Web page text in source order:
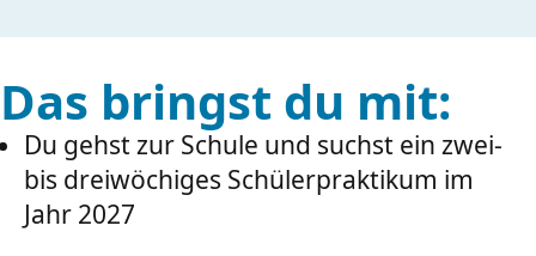
Das bringst du mit:
Du gehst zur Schule und suchst ein zwei-
bis dreiwöchiges Schülerpraktikum im
Jahr 2027